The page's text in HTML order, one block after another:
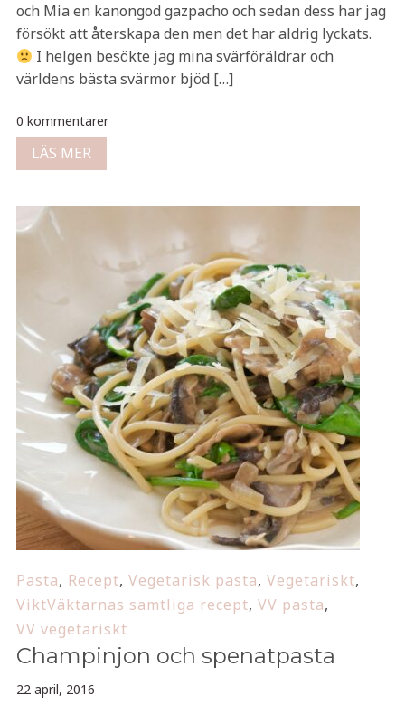
och Mia en kanongod gazpacho och sedan dess har jag
försökt att återskapa den men det har aldrig lyckats.
I helgen besökte jag mina svärföräldrar och
världens bästa svärmor bjöd […]
0 kommentarer
LÄS MER
Pasta, Recept, Vegetarisk pasta, Vegetariskt,
ViktVäktarnas samtliga recept, VV pasta,
VV vegetariskt
Champinjon och spenatpasta
22 april, 2016